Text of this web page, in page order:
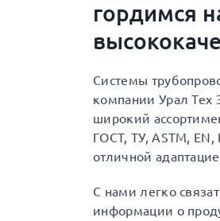
гордимся
Системы
компании Урал Тех
широкий
ГОСТ, ТУ, ASTM,
отличной
С нами легко
информации о